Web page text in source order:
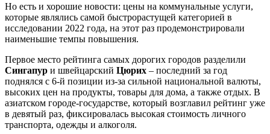
Но есть и хорошие новости: цены на коммунальные услуги,
которые являлись самой быстрорастущей категорией в
исследовании 2022 года, на этот раз продемонстрировали
наименьшие темпы повышения.
Первое место рейтинга самых дорогих городов разделили
Сингапур и швейцарский Цюрих – последний за год
поднялся с 6-й позиции из-за сильной национальной валюты,
высоких цен на продукты, товары для дома, а также отдых. В
азиатском городе-государстве, который возглавил рейтинг уже
в девятый раз, фиксировалась высокая стоимость личного
транспорта, одежды и алкоголя.